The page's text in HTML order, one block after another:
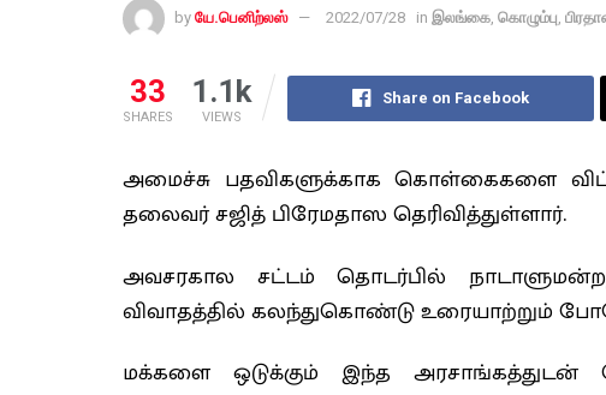
by யே.பெனிற்லஸ் 2022/07/28 in இலங்கை, கொழும்பு,
33
SHARES
1.1k
VIEWS
Share on Facebook
அமைச்சு பதவிகளுக்காக கொள்கைகளை
தலைவர் சஜித் பிரேமதாஸ தெரிவித்துள்ளார்.
அவசரகால சட்டம் தொடர்பில்
விவாதத்தில் கலந்துகொண்டு உரையாற்றும்
மக்களை ஒடுக்கும் இந்த